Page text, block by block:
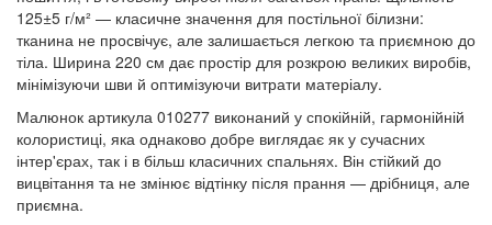
125±5 г/м² — класичне значення для постільної білизни:
тканина не просвічує, але залишається легкою та приємною до
тіла. Ширина 220 см дає простір для розкрою великих виробів,
мінімізуючи шви й оптимізуючи витрати матеріалу.
Малюнок артикула 010277 виконаний у спокійній, гармонійній
колористиці, яка однаково добре виглядає як у сучасних
інтер'єрах, так і в більш класичних спальнях. Він стійкий до
вицвітання та не змінює відтінку після прання — дрібниця, але
приємна.